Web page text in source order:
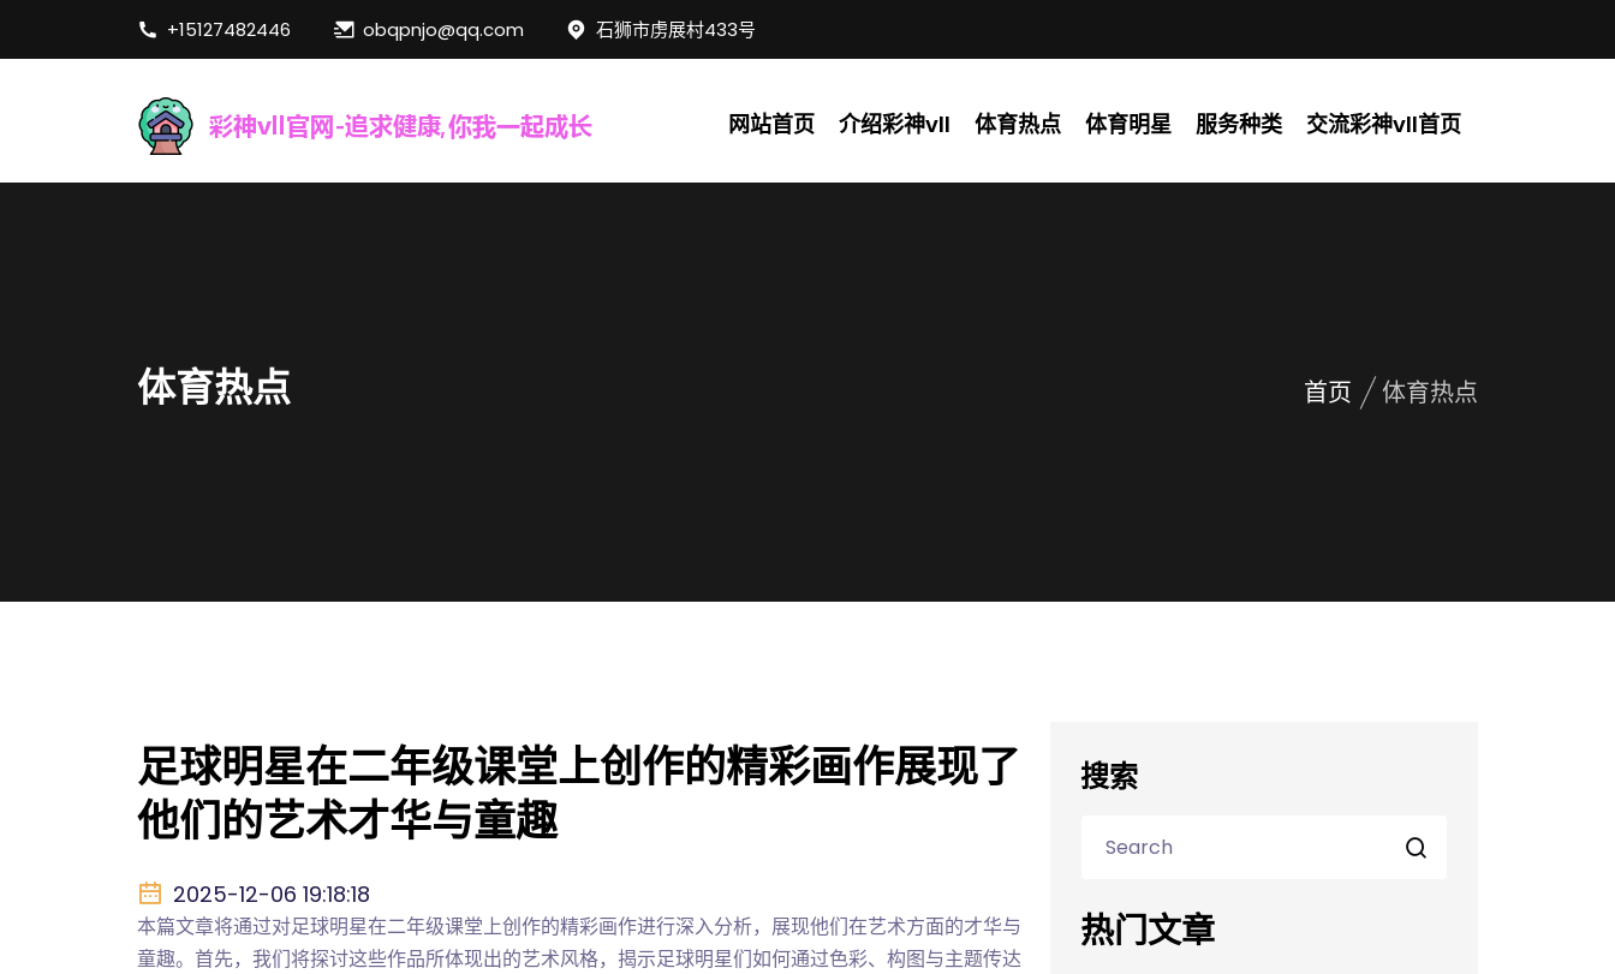
+15127482446 obqpnjo@qq.com 石狮市虏展村433号
网站首页 介绍彩神vll 体育热点 体育明星 服务种类 交流彩神vll首页
体育热点 首页 体育热点
足球明星在二年级课堂上创作的精彩画作展现了
他们的艺术才华与童趣
2025-12-06 19:18:18
本篇文章将通过对足球明星在二年级课堂上创作的精彩画作进行深入分析，展现他们在艺术方面的才华与
童趣。首先，我们将探讨这些作品所体现出的艺术风格，揭示足球明星们如何通过色彩、构图与主题传达
搜索
热门文章